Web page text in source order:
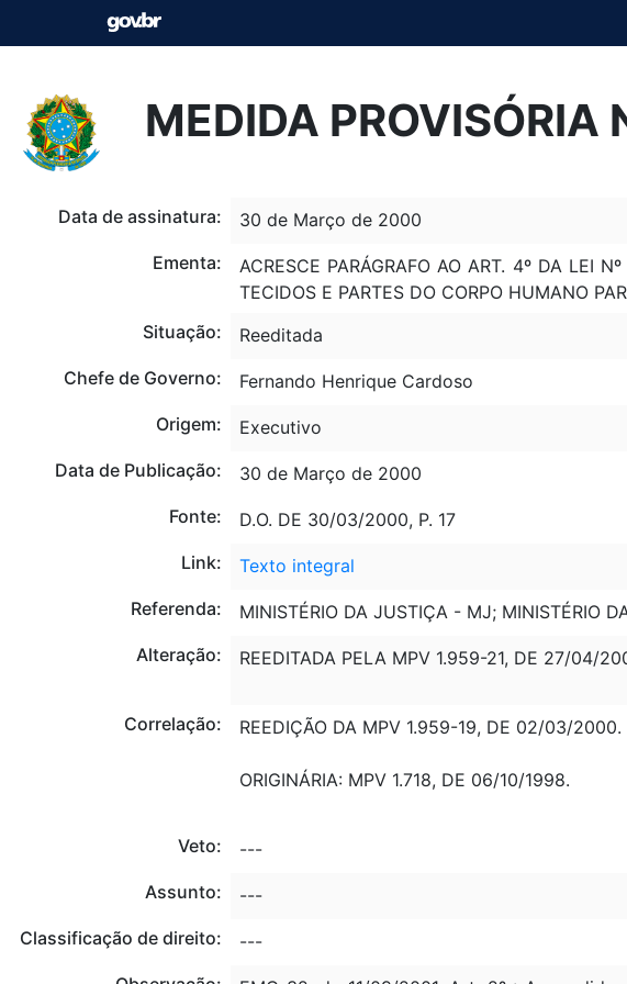
MEDIDA
Data de assinatura:
30 de Março de 2000
Ementa:
ACRESCE PARÁGRAFO AO ART. 4º DA LEI
TECIDOS E PARTES DO CORPO HUMANO
Situação:
Reeditada
Chefe de Governo:
Fernando Henrique Cardoso
Origem:
Executivo
Data de Publicação:
30 de Março de 2000
Fonte:
D.O. DE 30/03/2000, P. 17
Link:
Texto integral
Referenda:
MINISTÉRIO DA JUSTIÇA - MJ; MINISTÉRIO
Alteração:
REEDITADA PELA MPV 1.959-21, DE 27/04/
Correlação: REEDIÇÃO DA MPV 1.959-19, DE 02/03/2000.
ORIGINÁRIA: MPV 1.718, DE 06/10/1998.
Veto:
---
Assunto:
---
Classificação de direito:
---